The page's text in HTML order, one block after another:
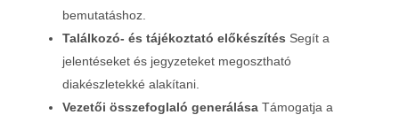
bemutatáshoz.
Találkozó- és tájékoztató előkészítés Segít a
jelentéseket és jegyzeteket megosztható
diakészletekké alakítani.
Vezetői összefoglaló generálása Támogatja a